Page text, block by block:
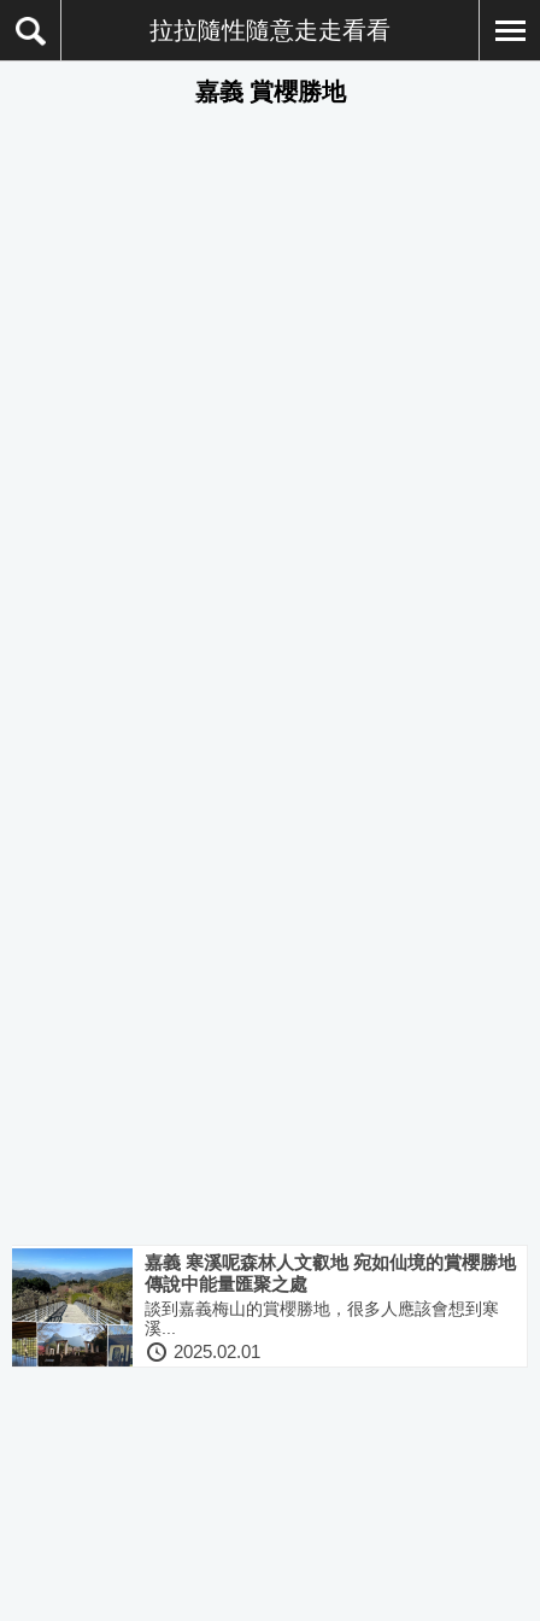
拉拉隨性隨意走走看看
嘉義 賞櫻勝地
嘉義 寒溪呢森林人文叡地 宛如仙境的賞櫻勝地
傳說中能量匯聚之處
談到嘉義梅山的賞櫻勝地，很多人應該會想到寒
溪...
2025.02.01